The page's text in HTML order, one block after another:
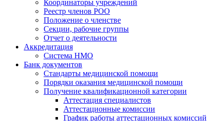
Координаторы учреждений
Реестр членов РОО
Положение о членстве
Секции, рабочие группы
Отчет о деятельности
Аккредитация
Система НМО
Банк документов
Стандарты медицинской помощи
Порядки оказания медицинской помощи
Получение квалификационной категории
Аттестация специалистов
Аттестационные комиссии
График работы аттестационных комиссий